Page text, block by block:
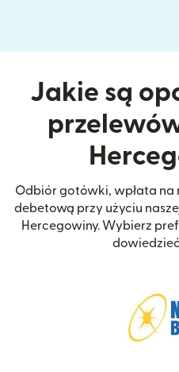
Jakie są
Odbiór gotówki, wpłata na
debetową przy użyciu
Hercegowiny. Wybierz